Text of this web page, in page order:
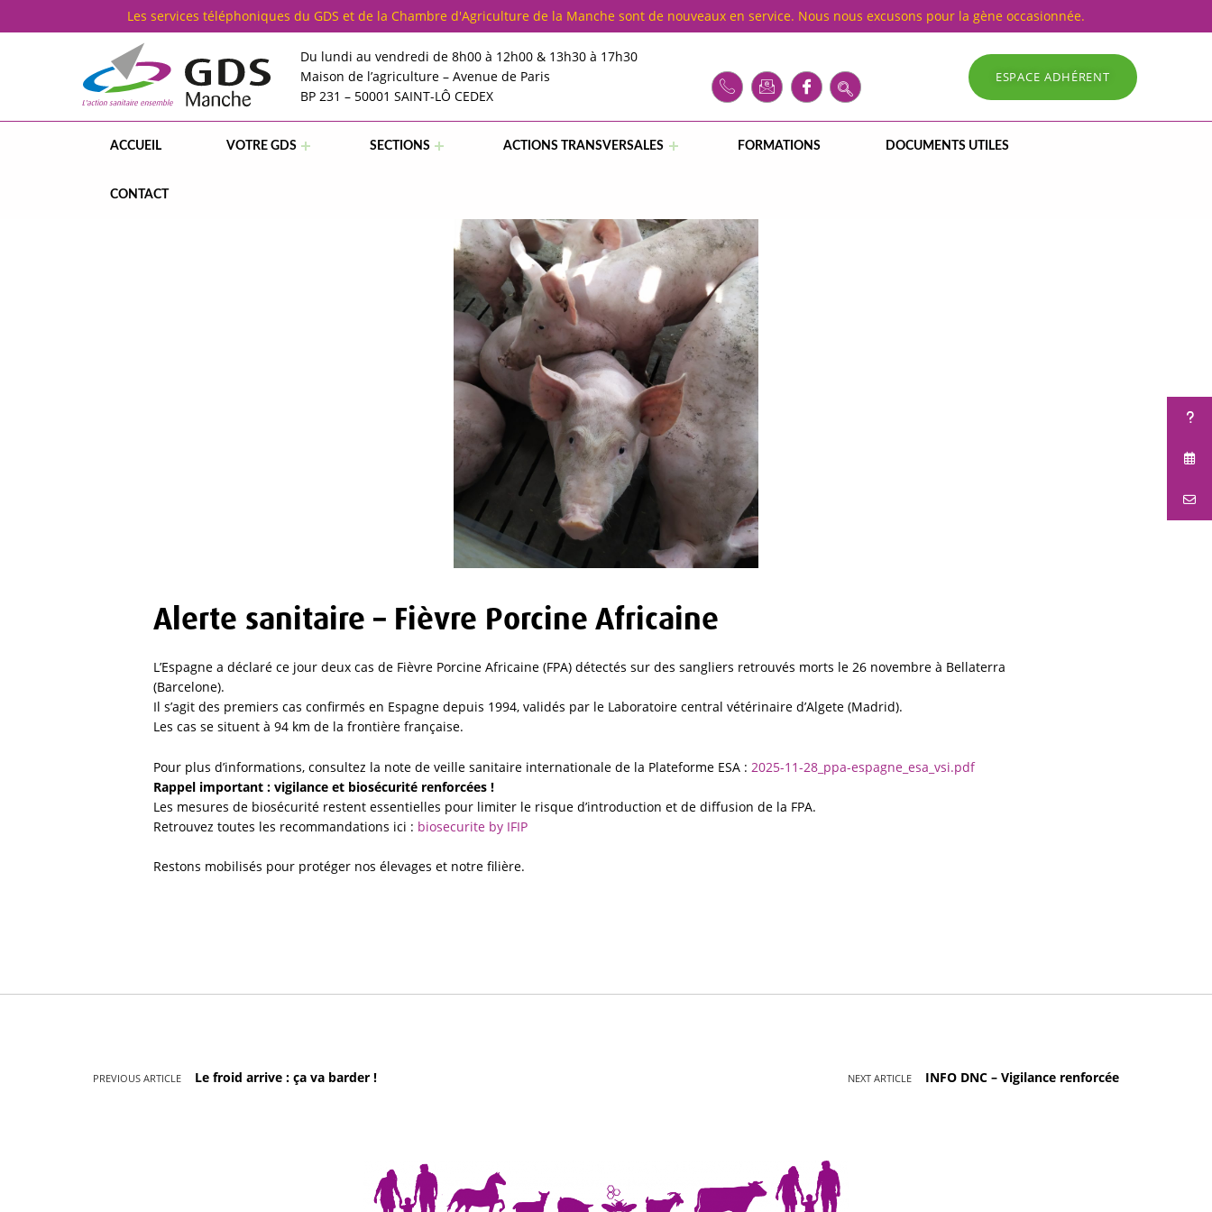
Les services téléphoniques du GDS et de la Chambre d'Agriculture de la Manche sont de nouveaux en service. Nous nous excusons pour la gène occasionnée.
G
ACCUEIL VOTRE GDS SECTIONS ACTIONS TRANSVERSALES FORMATIONS DOCUMENTS UTILES
CONTACT
Du lundi au vendredi de 8h00 à 12h00 & 13h30 à 17h30
Maison de l’agriculture – Avenue de Paris
BP 231 – 50001 SAINT-LÔ CEDEX
ESPACE ADHÉRENT
Alerte sanitaire – Fièvre Porcine Africaine
L’Espagne a déclaré ce jour deux cas de Fièvre Porcine Africaine (FPA) détectés sur des sangliers retrouvés morts le 26 novembre à Bellaterra
(Barcelone).
Il s’agit des premiers cas confirmés en Espagne depuis 1994, validés par le Laboratoire central vétérinaire d’Algete (Madrid).
Les cas se situent à 94 km de la frontière française.
Pour plus d’informations, consultez la note de veille sanitaire internationale de la Plateforme ESA : 2025-11-28_ppa-espagne_esa_vsi.pdf
Rappel important : vigilance et biosécurité renforcées !
Les mesures de biosécurité restent essentielles pour limiter le risque d’introduction et de diffusion de la FPA.
Retrouvez toutes les recommandations ici : biosecurite by IFIP
Restons mobilisés pour protéger nos élevages et notre filière.
PREVIOUS ARTICLE Le froid arrive : ça va barder ! NEXT ARTICLE INFO DNC – Vigilance renforcée
Cookies management panel